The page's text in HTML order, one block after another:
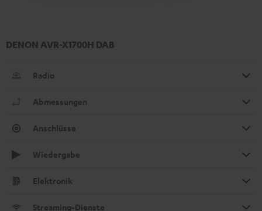
DENON AVR-X1700H DAB
Radio
Abmessungen
Anschlüsse
Wiedergabe
Elektronik
Streaming-Dienste